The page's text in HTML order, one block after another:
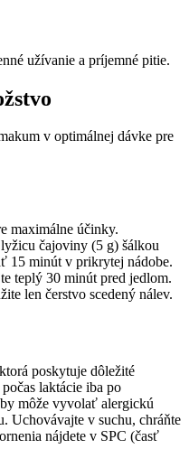
užívanie a príjemné pitie.
v optimálnej dávke pre
maximálne účinky.
čajoviny (5 g) šálkou
15 minút v prikrytej nádobe.
teplý 30 minút pred jedlom.
len čerstvo scedený nálev.
poskytuje dôležité
laktácie iba po
môže vyvolať alergickú
Uchovávajte v suchu, chráňte
nájdete v SPC (časť